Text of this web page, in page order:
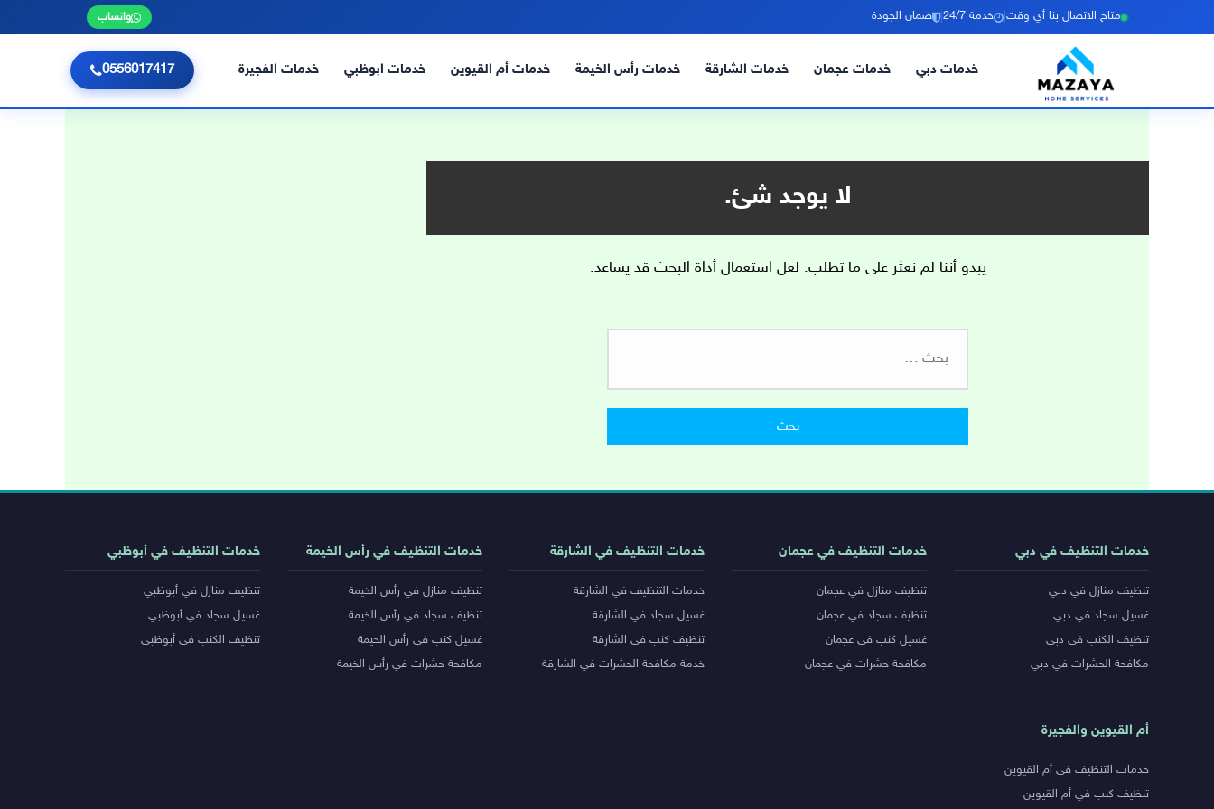
متاح الاتصال بنا أي وقت خدمة 24/7 | ضمان الجودة واتساب
خدمات دبي خدمات عجمان خدمات الشارقة خدمات رأس الخيمة خدمات أم القيوين خدمات ابوظبي خدمات الفجيرة 0556017417
لا يوجد شئ.
يبدو أننا لم نعثر على ما تطلب. لعل استعمال أداة البحث قد يساعد.
روابط
المدن
خدمات التنظيف في دبي
تنظيف منازل في دبي
غسيل سجاد في دبي
تنظيف الكنب في دبي
مكافحة الحشرات في دبي
خدمات التنظيف في عجمان
تنظيف منازل في عجمان
تنظيف سجاد في عجمان
غسيل كنب في عجمان
مكافحة حشرات في عجمان
خدمات التنظيف في الشارقة
خدمات التنظيف في الشارقة
غسيل سجاد في الشارقة
تنظيف كنب في الشارقة
خدمة مكافحة الحشرات في الشارقة
خدمات التنظيف في رأس الخيمة
تنظيف منازل في رأس الخيمة
تنظيف سجاد في رأس الخيمة
غسيل كنب في رأس الخيمة
مكافحة حشرات في رأس الخيمة
خدمات التنظيف في أبوظبي
تنظيف منازل في أبوظبي
غسيل سجاد في أبوظبي
تنظيف الكنب في أبوظبي
أم القيوين والفجيرة
خدمات التنظيف في أم القيوين
تنظيف كنب في أم القيوين